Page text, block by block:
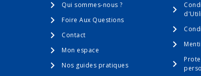
Qui sommes-nous ?
Foire Aux Questions
Contact
Mon espace
Nos guides pratiques